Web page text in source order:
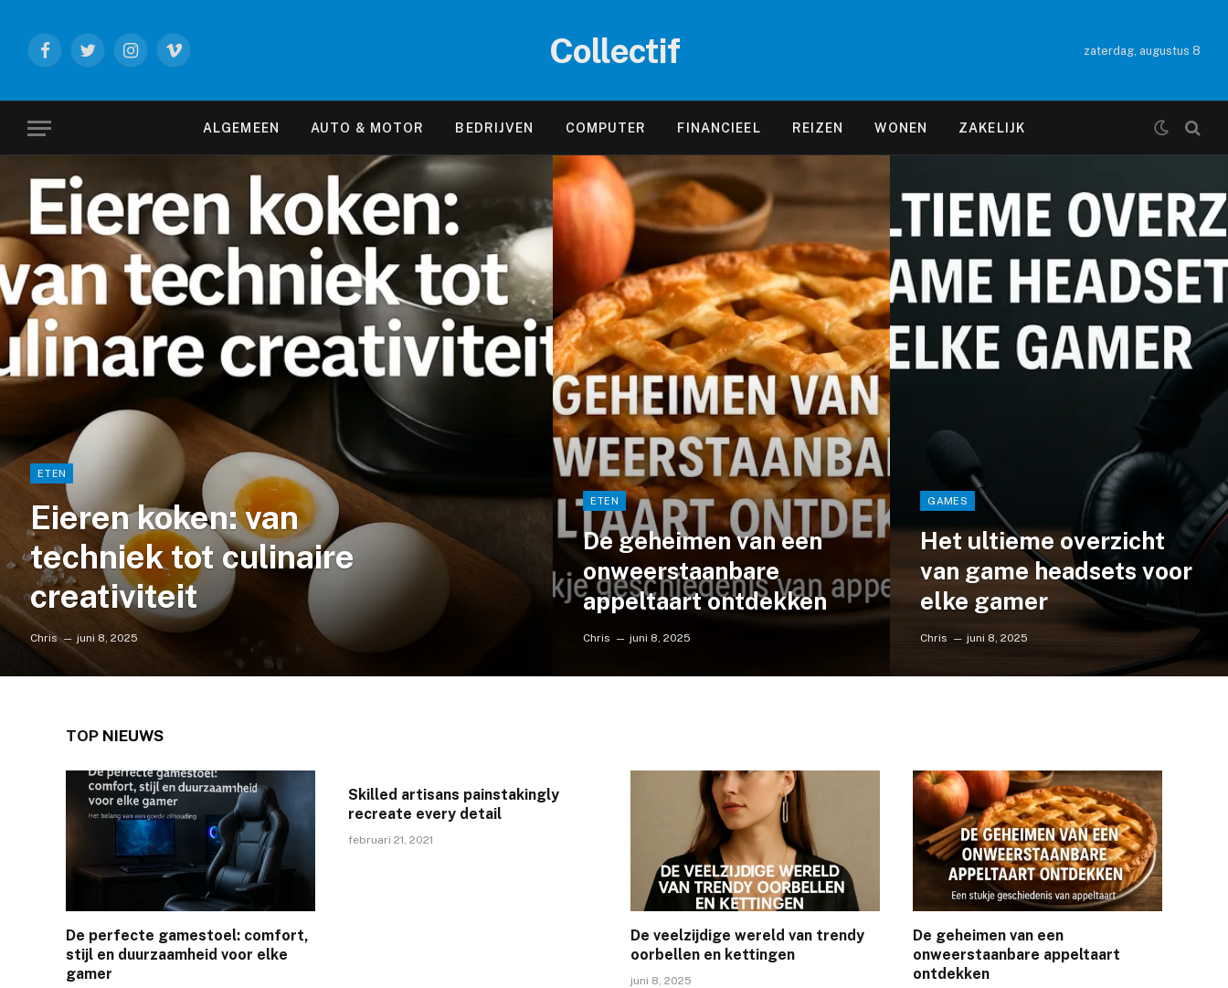
FacebookTwitterInstagram
Vimeo Collectif zaterdag, augustus 8
ALGEMEEN AUTO & MOTOR BEDRIJVEN COMPUTER FINANCIEEL REIZEN WONEN ZAKELIJK
ETEN
Eieren koken: van
techniek tot culinaire
creativiteit
Chris juni 8, 2025
ETEN
De geheimen van een
onweerstaanbare
appeltaart ontdekken
Chris juni 8, 2025
GAMES
Het ultieme overzicht
van game headsets voor
elke gamer
Chris juni 8, 2025
TOP NIEUWS
De perfecte gamestoel: comfort,
stijl en duurzaamheid voor elke
gamer
Skilled artisans painstakingly
recreate every detail
februari 21, 2021
De veelzijdige wereld van trendy
oorbellen en kettingen
juni 8, 2025
De geheimen van een
onweerstaanbare appeltaart
ontdekken